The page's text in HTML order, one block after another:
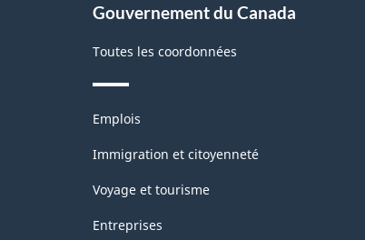
Gouvernement du Canada
Toutes les coordonnées
Thèmes
sujets
Emplois
Immigration et citoyenneté
Voyage et tourisme
Entreprises